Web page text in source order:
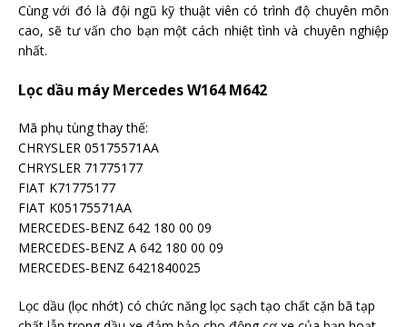
Cùng với đó là đội ngũ kỹ thuật viên có trình độ chuyên môn
cao, sẽ tư vấn cho bạn một cách nhiệt tình và chuyên nghiệp
nhất.
Lọc dầu máy Mercedes W164 M642
Mã phụ tùng thay thế:
CHRYSLER 05175571AA
CHRYSLER 71775177
FIAT K71775177
FIAT K05175571AA
MERCEDES-BENZ 642 180 00 09
MERCEDES-BENZ A 642 180 00 09
MERCEDES-BENZ 6421840025
Lọc dầu (lọc nhớt) có chức năng lọc sạch tạo chất cặn bã tạp